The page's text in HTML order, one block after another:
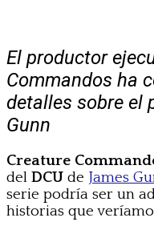
El productor
Commandos ha
detalles sobre el
Gunn
Creature
del DCU de James
serie podría ser un
historias que